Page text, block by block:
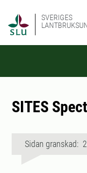
SVERIGES
SITES
Sidan granskad: